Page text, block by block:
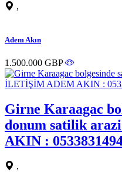
,
Adem Akın
1.500.000 GBP
Girne Karaagac
donum satilik
AKIN :
,